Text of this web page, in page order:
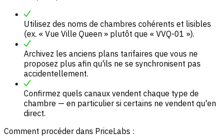
Utilisez des noms de chambres cohérents et lisibles
(ex. « Vue Ville Queen » plutôt que « VVQ-01 »).
Archivez les anciens plans tarifaires que vous ne
proposez plus afin qu'ils ne se synchronisent pas
accidentellement.
Confirmez quels canaux vendent chaque type de
chambre — en particulier si certains ne vendent qu'en
direct.
Comment procéder dans PriceLabs :